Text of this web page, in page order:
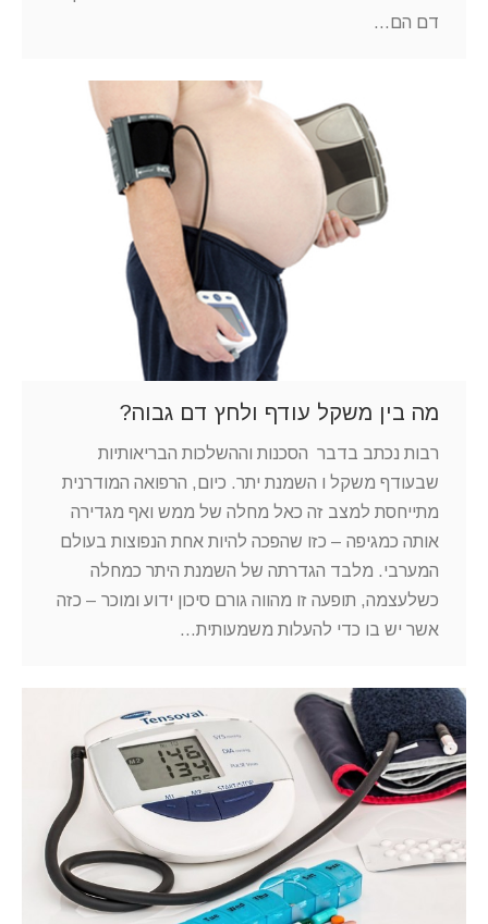
דם הם…
מה בין משקל עודף ולחץ דם גבוה?
רבות נכתב בדבר הסכנות וההשלכות הבריאותיות
שבעודף משקל ו השמנת יתר. כיום, הרפואה המודרנית
מתייחסת למצב זה כאל מחלה של ממש ואף מגדירה
אותה כמגיפה – כזו שהפכה להיות אחת הנפוצות בעולם
המערבי. מלבד הגדרתה של השמנת היתר כמחלה
כשלעצמה, תופעה זו מהווה גורם סיכון ידוע ומוכר – כזה
אשר יש בו כדי להעלות משמעותית…